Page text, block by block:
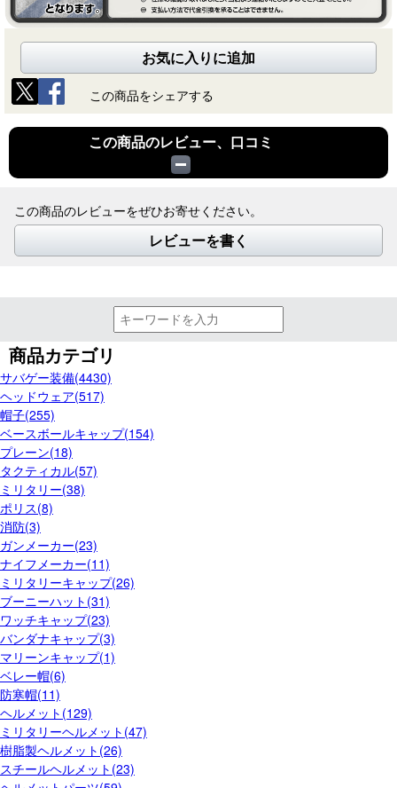
お気に入りに追加
この商品をシェアする
この商品のレビュー、口コミ
この商品のレビューをぜひお寄せください。
レビューを書く
商品カテゴリ
サバゲー装備(4430)
ヘッドウェア(517)
帽子(255)
ベースボールキャップ(154)
プレーン(18)
タクティカル(57)
ミリタリー(38)
ポリス(8)
消防(3)
ガンメーカー(23)
ナイフメーカー(11)
ミリタリーキャップ(26)
ブーニーハット(31)
ワッチキャップ(23)
バンダナキャップ(3)
マリーンキャップ(1)
ベレー帽(6)
防寒帽(11)
ヘルメット(129)
ミリタリーヘルメット(47)
樹脂製ヘルメット(26)
スチールヘルメット(23)